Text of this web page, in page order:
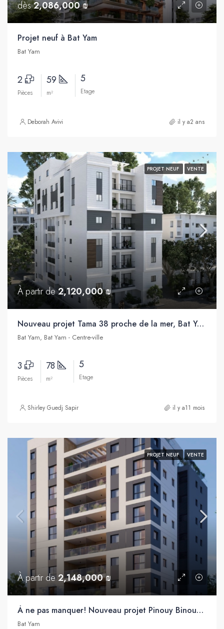
dès2,086,000 ₪
Projet neuf à Bat Yam
Bat Yam
2
Pièces
59
m²
5
Etage
Deborah Avivi il y a2 ans
PROJET NEUF VENTE
À partir de2,120,000 ₪
Nouveau projet Tama 38 proche de la mer, Bat Yam
Bat Yam, Bat Yam - Centre-ville
3
Pièces
78
m²
5
Etage
Shirley Guedj Sapir il y a11 mois
PROJET NEUF VENTE
À partir de2,148,000 ₪
À ne pas manquer! Nouveau projet Pinouy Binouy, Bat Yam
Bat Yam